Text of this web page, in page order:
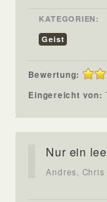
KATEGORIEN:
Geist
Bewertung:
Eingereicht von:
Nur ein
Andres, Chris